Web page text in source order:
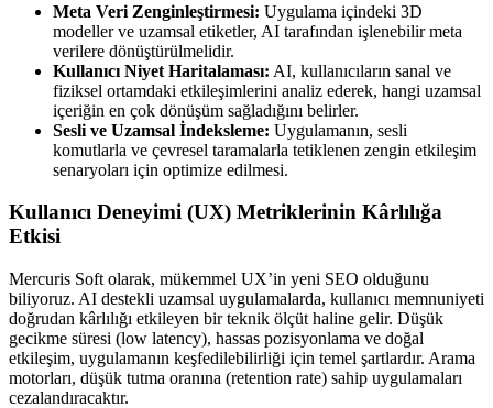
Meta Veri Zenginleştirmesi: Uygulama içindeki 3D
modeller ve uzamsal etiketler, AI tarafından işlenebilir meta
verilere dönüştürülmelidir.
Kullanıcı Niyet Haritalaması: AI, kullanıcıların sanal ve
fiziksel ortamdaki etkileşimlerini analiz ederek, hangi uzamsal
içeriğin en çok dönüşüm sağladığını belirler.
Sesli ve Uzamsal İndeksleme: Uygulamanın, sesli
komutlarla ve çevresel taramalarla tetiklenen zengin etkileşim
senaryoları için optimize edilmesi.
Kullanıcı Deneyimi (UX) Metriklerinin Kârlılığa
Etkisi
Mercuris Soft olarak, mükemmel UX’in yeni SEO olduğunu
biliyoruz. AI destekli uzamsal uygulamalarda, kullanıcı memnuniyeti
doğrudan kârlılığı etkileyen bir teknik ölçüt haline gelir. Düşük
gecikme süresi (low latency), hassas pozisyonlama ve doğal
etkileşim, uygulamanın keşfedilebilirliği için temel şartlardır. Arama
motorları, düşük tutma oranına (retention rate) sahip uygulamaları
cezalandıracaktır.